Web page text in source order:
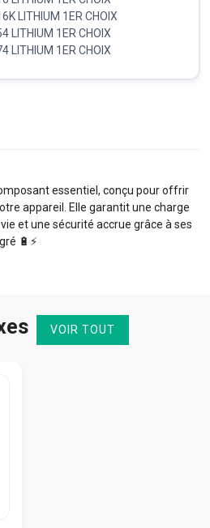
LITHIUM 1ER CHOIX
LITHIUM 1ER CHOIX
LITHIUM 1ER CHOIX
essentiel, conçu pour offrir
appareil. Elle garantit une charge
et une sécurité accrue grâce à ses
🔋⚡️
VOIR TOUT